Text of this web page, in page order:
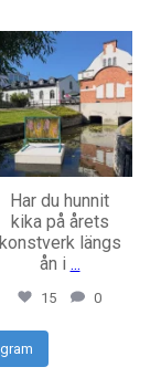
centrumfastigheter
Jul 28
Har du hunnit
kika på årets
konstverk längs
ån i ...
15 0